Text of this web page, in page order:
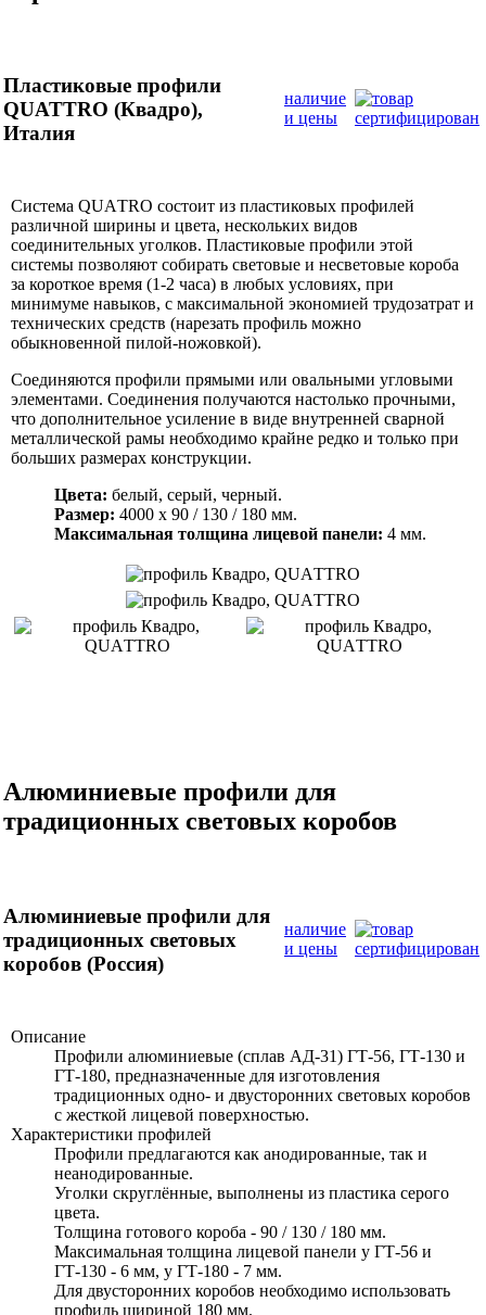
Пластиковые профили
QUATTRO (Квадро),
Италия
наличие
и цены
Система QUAТRO состоит из пластиковых профилей
различной ширины и цвета, нескольких видов
соединительных уголков. Пластиковые профили этой
системы позволяют собирать световые и несветовые короба
за короткое время (1-2 часа) в любых условиях, при
минимуме навыков, с максимальной экономией трудозатрат и
технических средств (нарезать профиль можно
обыкновенной пилой-ножовкой).
Соединяются профили прямыми или овальными угловыми
элементами. Соединения получаются настолько прочными,
что дополнительное усиление в виде внутренней сварной
металлической рамы необходимо крайне редко и только при
больших размерах конструкции.
Цвета: белый, серый, черный.
Размер: 4000 x 90 / 130 / 180 мм.
Максимальная толщина лицевой панели: 4 мм.
Алюминиевые профили для
традиционных световых коробов
Алюминиевые профили для
традиционных световых
коробов (Россия)
наличие
и цены
Описание
Профили алюминиевые (сплав АД-31) ГТ-56, ГТ-130 и
ГТ-180, предназначенные для изготовления
традиционных одно- и двусторонних световых коробов
с жесткой лицевой поверхностью.
Характеристики профилей
Профили предлагаются как анодированные, так и
неанодированные.
Уголки скруглённые, выполнены из пластика серого
цвета.
Толщина готового короба - 90 / 130 / 180 мм.
Максимальная толщина лицевой панели у ГТ-56 и
ГТ-130 - 6 мм, у ГТ-180 - 7 мм.
Для двусторонних коробов необходимо использовать
профиль шириной 180 мм.